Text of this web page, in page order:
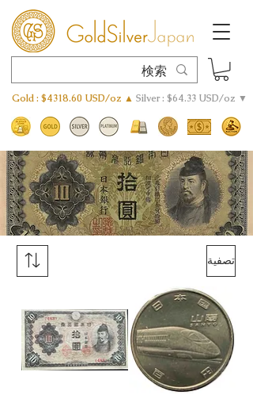
Gold : $4318.60 USD/oz ▲ Silver : $64.33 USD/oz ▼
تصفية